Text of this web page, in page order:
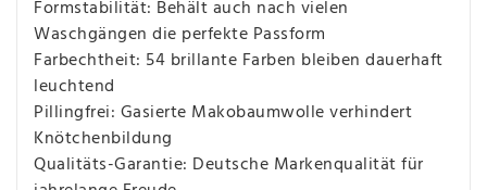
Formstabilität: Behält auch nach vielen
Waschgängen die perfekte Passform
Farbechtheit: 54 brillante Farben bleiben dauerhaft
leuchtend
Pillingfrei: Gasierte Makobaumwolle verhindert
Knötchenbildung
Qualitäts-Garantie: Deutsche Markenqualität für